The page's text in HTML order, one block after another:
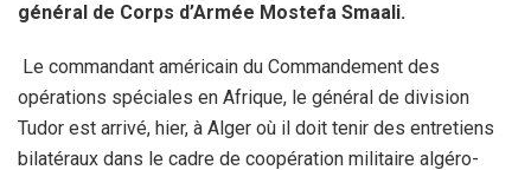
général de Corps d’Armée Mostefa Smaali.
Le commandant américain du Commandement des
opérations spéciales en Afrique, le général de division
Tudor est arrivé, hier, à Alger où il doit tenir des entretiens
bilatéraux dans le cadre de coopération militaire algéro-